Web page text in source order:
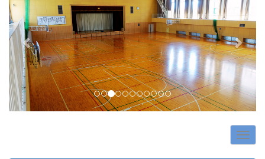
e
v
i
o
u
s
x
t